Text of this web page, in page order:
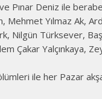
Pınar Deniz ile
Mehmet Yılmaz Ak,
Nilgün Türksever,
Çakar Yalçınkaya,
ile her Pazar